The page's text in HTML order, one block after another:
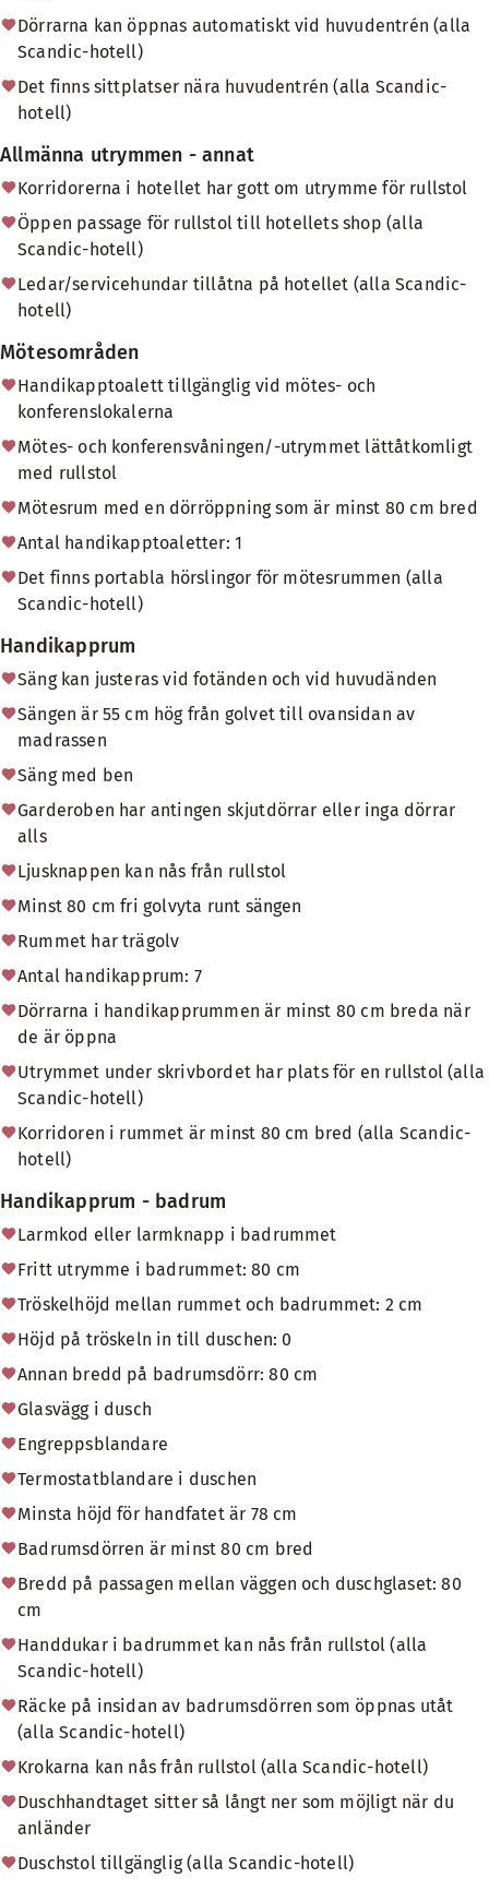
Dörrarna kan öppnas automatiskt vid huvudentrén (alla
Scandic-hotell)
Det finns sittplatser nära huvudentrén (alla Scandic-
hotell)
Allmänna utrymmen - annat
Korridorerna i hotellet har gott om utrymme för rullstol
Öppen passage för rullstol till hotellets shop (alla
Scandic-hotell)
Ledar/servicehundar tillåtna på hotellet (alla Scandic-
hotell)
Mötesområden
Handikapptoalett tillgänglig vid mötes- och
konferenslokalerna
Mötes- och konferensvåningen/-utrymmet lättåtkomligt
med rullstol
Mötesrum med en dörröppning som är minst 80 cm bred
Antal handikapptoaletter: 1
Det finns portabla hörslingor för mötesrummen (alla
Scandic-hotell)
Handikapprum
Säng kan justeras vid fotänden och vid huvudänden
Sängen är 55 cm hög från golvet till ovansidan av
madrassen
Säng med ben
Garderoben har antingen skjutdörrar eller inga dörrar
alls
Ljusknappen kan nås från rullstol
Minst 80 cm fri golvyta runt sängen
Rummet har trägolv
Antal handikapprum: 7
Dörrarna i handikapprummen är minst 80 cm breda när
de är öppna
Utrymmet under skrivbordet har plats för en rullstol (alla
Scandic-hotell)
Korridoren i rummet är minst 80 cm bred (alla Scandic-
hotell)
Handikapprum - badrum
Larmkod eller larmknapp i badrummet
Fritt utrymme i badrummet: 80 cm
Tröskelhöjd mellan rummet och badrummet: 2 cm
Höjd på tröskeln in till duschen: 0
Annan bredd på badrumsdörr: 80 cm
Glasvägg i dusch
Engreppsblandare
Termostatblandare i duschen
Minsta höjd för handfatet är 78 cm
Badrumsdörren är minst 80 cm bred
Bredd på passagen mellan väggen och duschglaset: 80
cm
Handdukar i badrummet kan nås från rullstol (alla
Scandic-hotell)
Räcke på insidan av badrumsdörren som öppnas utåt
(alla Scandic-hotell)
Krokarna kan nås från rullstol (alla Scandic-hotell)
Duschhandtaget sitter så långt ner som möjligt när du
anländer
Duschstol tillgänglig (alla Scandic-hotell)